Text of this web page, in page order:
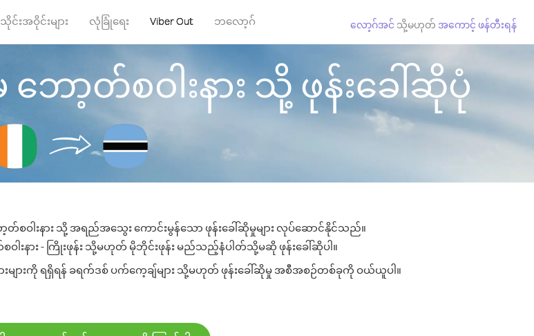
င်းအဝိုင်းများ လုံခြုံရေး Viber Out ဘလော့ဂ် လော့ဂ်အင် သို့မဟုတ် အကောင့် ဖန်တီးရန်
ော့တ်စဝါးနား သို့ ဖုန်းခေါ်ဆိုပုံ
တ်စဝါးနား သို့ အရည်အသွေး ကောင်းမွန်သော ဖုန်းခေါ်ဆိုမှုများ လုပ်ဆောင်နိုင်သည်။
ဝါးနား - ကြိုးဖုန်း သို့မဟုတ် မိုဘိုင်းဖုန်း မည်သည့်နံပါတ်သို့မဆို ဖုန်းခေါ်ဆိုပါ။
များကို ရရှိရန် ခရက်ဒစ် ပက်ကေ့ချ်များ သို့မဟုတ် ဖုန်းခေါ်ဆိုမှု အစီအစဉ်တစ်ခုကို ဝယ်ယူပါ။